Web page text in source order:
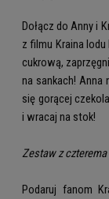
Dołącz do Anny i
z filmu Kraina lodu
cukrową,
na sankach! Anna
się gorącej
i wracaj na stok!
Zestaw z
Podaruj fanom